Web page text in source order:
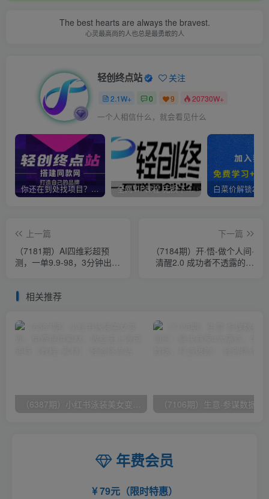
The best hearts are always the bravest.
心灵最高尚的人也总是最勇敢的人
轻创终点站 关注
2.1W+ 0 9 20730W+
一个人相信什么，就会看见什么
你还在到处找项目？还在当韭菜？我靠卖项目一个月收入5万+，曾经我也是个失败者。 全网VIP课程 无损下载~
上一篇
（7181期）AI四维彩超预
测，一单9.9-98，3分钟出
下一篇
（7184期）开·悟-做个人间·
清醒2.0 成功者不透露的秘
相关推荐
（6387期）小红书泳装美女变现，免费提供素材，收益无上限可矩阵（教程+素材）
年费会员
79元（限时特惠）